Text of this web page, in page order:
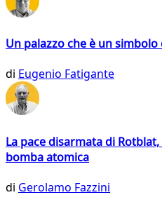
Un palazzo che è un
di Eugenio Fatigante
La pace disarmata di
bomba atomica
di Gerolamo Fazzini